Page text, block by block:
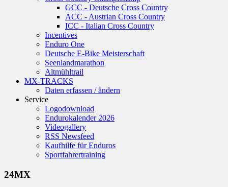
GCC - Deutsche Cross Country
ACC - Austrian Cross Country
ICC - Italian Cross Country
Incentives
Enduro One
Deutsche E-Bike Meisterschaft
Seenlandmarathon
Altmühltrail
MX-TRACKS
Daten erfassen / ändern
Service
Logodownload
Endurokalender 2026
Videogallery
RSS Newsfeed
Kaufhilfe für Enduros
Sportfahrertraining
24MX